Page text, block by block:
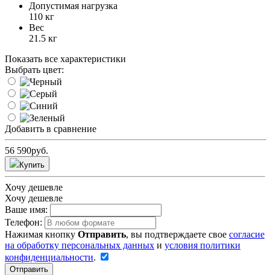
Допустимая нагрузка
110 кг
Вес
21.5 кг
Показать все характеристики
Выбрать цвет:
Добавить в сравнение
56 590руб.
Купить
Хочу дешевле
Хочу дешевле
Ваше имя:
Телефон:
Нажимая кнопку Отправить, вы подтверждаете свое согласие
на обработку персональных данных и условия политики
конфиденциальности.
Отправить